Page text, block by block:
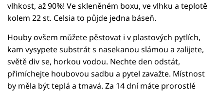
vlhkost, až 90%! Ve skleněném boxu, ve vlhku a teplotě
kolem 22 st. Celsia to půjde jedna báseň.
Houby ovšem můžete pěstovat i v plastových pytlích,
kam vysypete substrát s nasekanou slámou a zalijete,
světě div se, horkou vodou. Nechte den odstát,
přimíchejte houbovou sadbu a pytel zavažte. Místnost
by měla být teplá a tmavá. Za 14 dní máte prorostlé